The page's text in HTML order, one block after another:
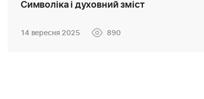
Символіка і духовний зміст
14 вересня 2025 890